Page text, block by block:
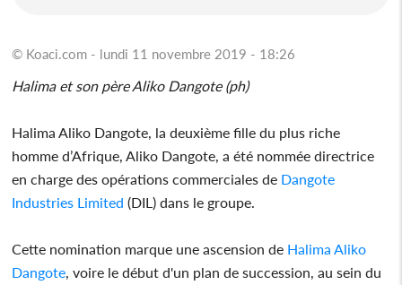
© Koaci.com - lundi 11 novembre 2019 - 18:26
Halima et son père Aliko Dangote (ph)
Halima Aliko Dangote, la deuxième fille du plus riche
homme d’Afrique, Aliko Dangote, a été nommée directrice
en charge des opérations commerciales de Dangote
Industries Limited (DIL) dans le groupe.
Cette nomination marque une ascension de Halima Aliko
Dangote , voire le début d'un plan de succession, au sein du